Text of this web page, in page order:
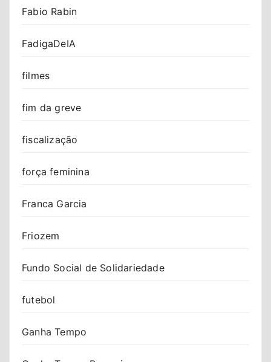
Fabio Rabin
FadigaDeIA
filmes
fim da greve
fiscalização
força feminina
Franca Garcia
Friozem
Fundo Social de Solidariedade
futebol
Ganha Tempo